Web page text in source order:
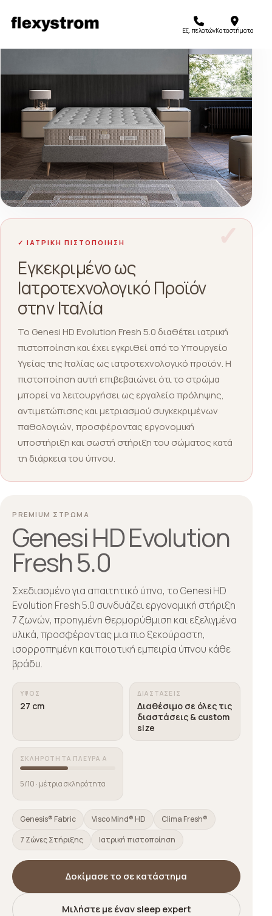
Εξ. πελατώνΚαταστήματα
✓ ΙΑΤΡΙΚΗ ΠΙΣΤΟΠΟΙΗΣΗ
Εγκεκριμένο ως
Ιατροτεχνολογικό Προϊόν
στην Ιταλία
Το Genesi HD Evolution Fresh 5.0 διαθέτει ιατρική
πιστοποίηση και έχει εγκριθεί από το Υπουργείο
Υγείας της Ιταλίας ως ιατροτεχνολογικό προϊόν. Η
πιστοποίηση αυτή επιβεβαιώνει ότι το στρώμα
μπορεί να λειτουργήσει ως εργαλείο πρόληψης,
αντιμετώπισης και μετριασμού συγκεκριμένων
παθολογιών, προσφέροντας εργονομική
υποστήριξη και σωστή στήριξη του σώματος κατά
τη διάρκεια του ύπνου.
PREMIUM ΣΤΡΩΜΑ
Genesi HD Evolution
Fresh 5.0
Σχεδιασμένο για απαιτητικό ύπνο, το Genesi HD
Evolution Fresh 5.0 συνδυάζει εργονομική στήριξη
7 ζωνών, προηγμένη θερμορύθμιση και εξελιγμένα
υλικά, προσφέροντας μια πιο ξεκούραστη,
ισορροπημένη και ποιοτική εμπειρία ύπνου κάθε
βράδυ.
ΎΨΟΣ
27 cm
ΔΙΑΣΤΆΣΕΙΣ
Διαθέσιμο σε όλες τις
διαστάσεις & custom
size
ΣΚΛΗΡΌΤΗΤΑ ΠΛΕΥΡΆ A
5/10 · μέτρια σκληρότητα
Genesis® Fabric Visco Mind® HD
Clima Fresh®
7 Ζώνες Στήριξης
Ιατρική πιστοποίηση
Δοκίμασε το σε κατάστημα
Μιλήστε με έναν sleep expert